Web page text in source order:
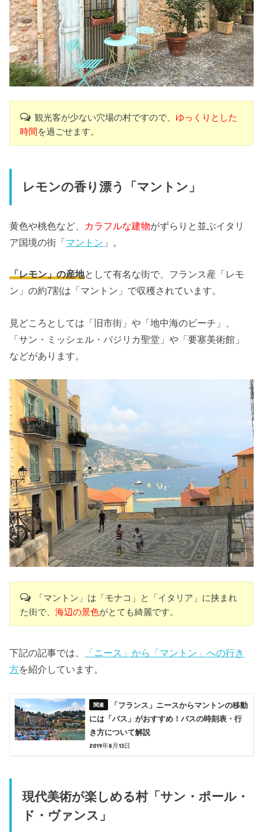
観光客が少ない穴場の村ですので、 ゆっくりとした
時間を過ごせます。
レモンの香り漂う「マントン」
黄色や桃色など、 カラフルな建物がずらりと並ぶイタリ
ア国境の街「マントン 」。
「レモン」の産地として有名な街で、フランス産「レモ
ン」の約7割は「マントン」で収穫されています。
見どころとしては「旧市街」や「地中海のビーチ」、
「サン・ミッシェル・バジリカ聖堂」や「要塞美術館」
などがあります。
「マントン」は「モナコ」と「イタリア」に挟まれ
た街で、海辺の景色がとても綺麗です。
下記の記事では、
「ニース」から「マントン」への行き
方を紹介しています。
「フランス」ニースからマントンの移動
には「バス」がおすすめ！バスの時刻表・行
き方について解説
2019年8月13日
現代美術が楽しめる村「サン・ポール・
ド・ヴァンス」